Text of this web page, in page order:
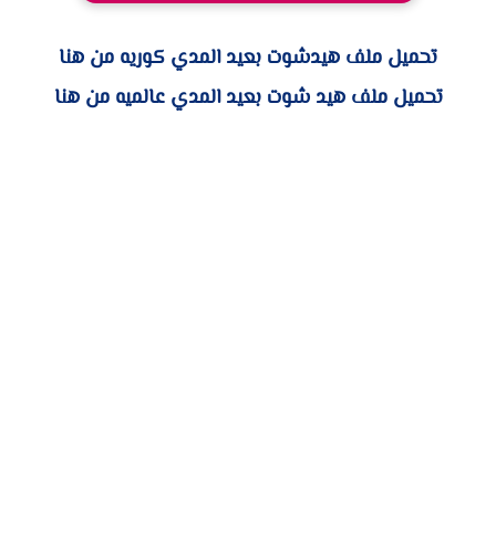
تحميل ملف هيدشوت بعيد المدي كوريه من هنا
تحميل ملف هيد شوت بعيد المدي عالميه من هنا